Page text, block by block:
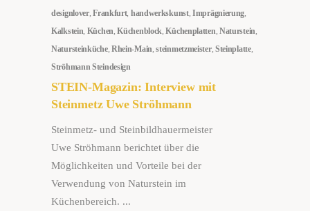
designlover,Frankfurt, handwerkskunst,Imprägnierung
Kalkstein Küchen ,Küchenblock ,Küchenplatten Naturstein
Natursteinküche, Rhein-Main ,steinmetzmeister, Steinplatte,
Ströhmann Steindesign
STEIN-Magazin: Interview mit
Steinmetz Uwe Ströhmann
Steinmetz- und Steinbildhauermeister
Uwe Ströhmann berichtet über die
Möglichkeiten und Vorteile bei der
Verwendung von Naturstein im
Küchenbereich.